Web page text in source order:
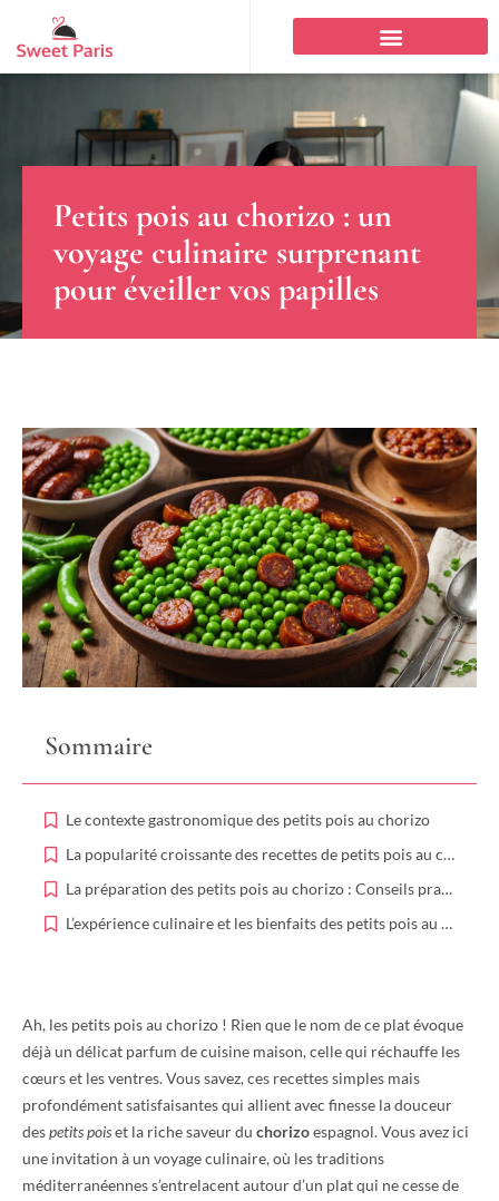
Petits pois au chorizo : un
voyage culinaire surprenant
pour éveiller vos papilles
Sommaire
Le contexte gastronomique des petits pois au chorizo
La popularité croissante des recettes de petits pois au chorizo
La préparation des petits pois au chorizo : Conseils pratiques et variantes
L’expérience culinaire et les bienfaits des petits pois au chorizo
Ah, les petits pois au chorizo ! Rien que le nom de ce plat évoque
déjà un délicat parfum de cuisine maison, celle qui réchauffe les
cœurs et les ventres. Vous savez, ces recettes simples mais
profondément satisfaisantes qui allient avec finesse la douceur
despetits poiset la riche saveur du chorizoespagnol. Vous avez ici
une invitation à un voyage culinaire, où les traditions
méditerranéennes s’entrelacent autour d’un plat qui ne cesse de